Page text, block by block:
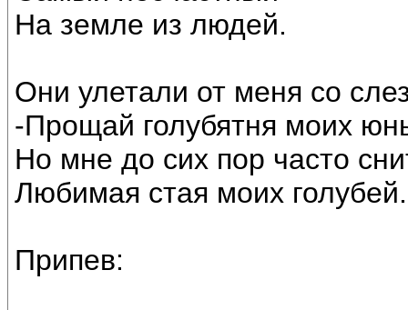
На земле из людей.
Они улетали от меня со
-Прощай голубятня моих
Но мне до сих пор часто
Любимая стая моих голубей.
Припев: